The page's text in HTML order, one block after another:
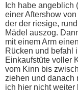
Ich habe angeblich
einer Aftershow
der der riesige,
Mädel auszog.
mit einem Arm
Rücken und befahl
Einkaufstüte voller
vom Kinn bis
ziehen und danach
ich hier nicht weiter